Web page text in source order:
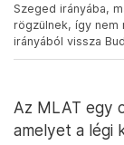
Szeged irányába,
rögzülnek, így
irányából vissza
Az MLAT egy
amelyet a légi